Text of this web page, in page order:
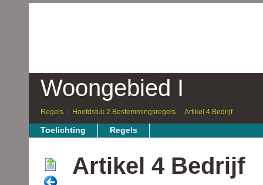
Woongebied I
Regels Hoofdstuk 2 Bestemmingsregels Artikel 4 Bedrijf
Toelichting Regels
Artikel 4 Bedrijf